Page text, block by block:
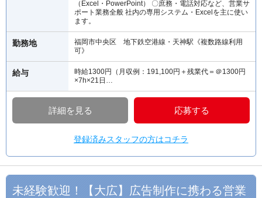
（Excel・PowerPoint） 〇庶務・電話対応など、営業サ
ポート業務全般 社内の専用システム・Excelを主に使い
ます。
勤務地
福岡市中央区 地下鉄空港線・天神駅《複数路線利用
可》
給与
時給1300円（月収例：191,100円＋残業代＝＠1300円
×7h×21日…
詳細を見る 応募する
登録済みスタッフの方はコチラ
未経験歓迎！【大広】広告制作に携わる営業